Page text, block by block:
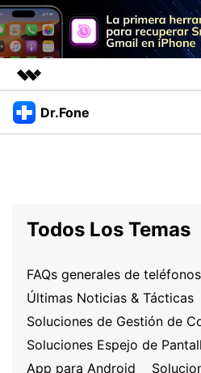
Productos destacados
Sala de prensa
Tienda
Dr.Fone
Para PC
Para Celular
Herramientas Online
Más
Descubre lo mejor de Dr.Fone
Guías
Soporte
Blog
Gestor de Datos
Desbloqueo FRP en Android 16
Todos Los Temas
FAQs generales de teléfonos
Últimas Noticias & Tácticas
Soluciones de Gestión de
Soluciones Espejo de
App para Android